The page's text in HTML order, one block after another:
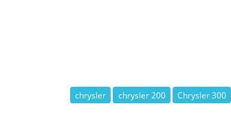
chrysler chrysler 200 Chrysler 300